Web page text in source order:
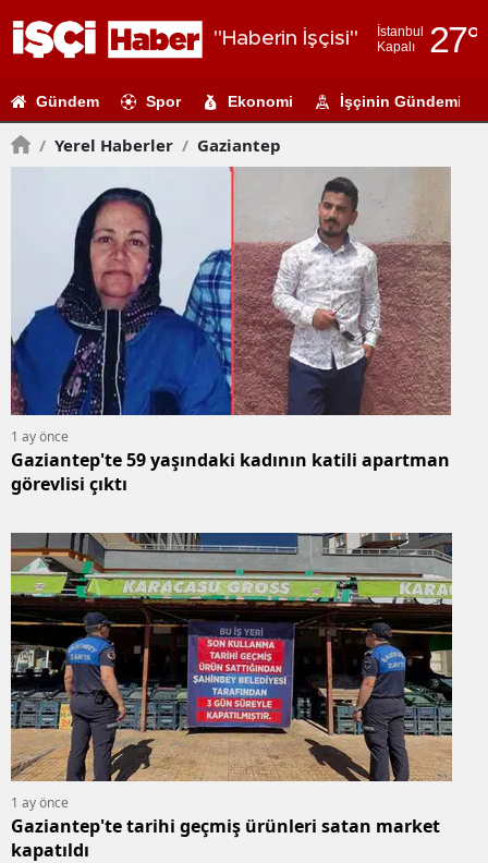
"Haberin İşçisi"
İstanbul
Kapalı
27°
Adıyaman
Amasya
Ankara
Antalya
Artvin
Aydın
Balıkesir
Bingöl
Bitlis
Bolu
Burdur
Bursa
Çanakkale
Çankırı
Gündem Spor Ekonomi İşçinin Gündemi
/ Yerel Haberler / Gaziantep
1 ay önce
Gaziantep'te 59 yaşındaki kadının katili apartman
görevlisi çıktı
1 ay önce
Gaziantep'te tarihi geçmiş ürünleri satan market
kapatıldı